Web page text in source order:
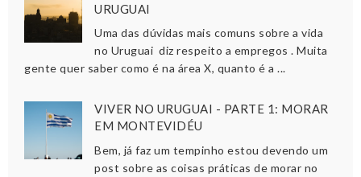
URUGUAI
Uma das dúvidas mais comuns sobre a vida
no Uruguai diz respeito a empregos . Muita
gente quer saber como é na área X, quanto é a ...
VIVER NO URUGUAI - PARTE 1: MORAR
EM MONTEVIDÉU
Bem, já faz um tempinho estou devendo um
post sobre as coisas práticas de morar no